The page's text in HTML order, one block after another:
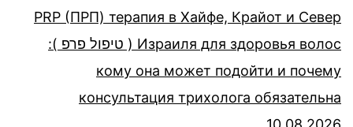
PRP (ПРП) терапия в Хайфе, Крайот и Север
Израиля для здоровья волос ( טיפול פרפ ):
кому она может подойти и почему
консультация трихолога обязательна